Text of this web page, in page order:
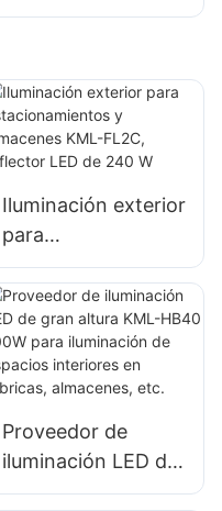
gran tamaño.
W para iluminación
exteriores.
Iluminación exterior
para
estacionamientos y
almacenes KML-
FL2C, reflector LED
de 240 W
Proveedor de
iluminación LED de
gran altura KML-